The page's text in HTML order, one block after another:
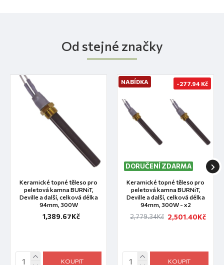
Od stejné značky
Keramické topné těleso pro
peletová kamna BURNiT,
Deville a další, celková délka
94mm, 300W
1,389.67Kč
KOUPIT
NABÍDKA
DORUČENÍ ZDARMA
-277.94 Kč
Keramické topné těleso pro
peletová kamna BURNiT,
Deville a další, celková délka
94mm, 300W - x2
2,501.40Kč
2,779.34Kč
KOUPIT